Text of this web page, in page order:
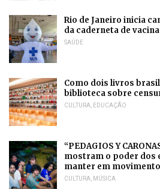
Rio de Janeiro inicia
da caderneta de
SAÚDE
Como dois livros
biblioteca sobre
CULTURA, EDUCAÇÃO
“PEDAGIOS Y
mostram o poder dos
manter em
CULTURA, MÚSICA